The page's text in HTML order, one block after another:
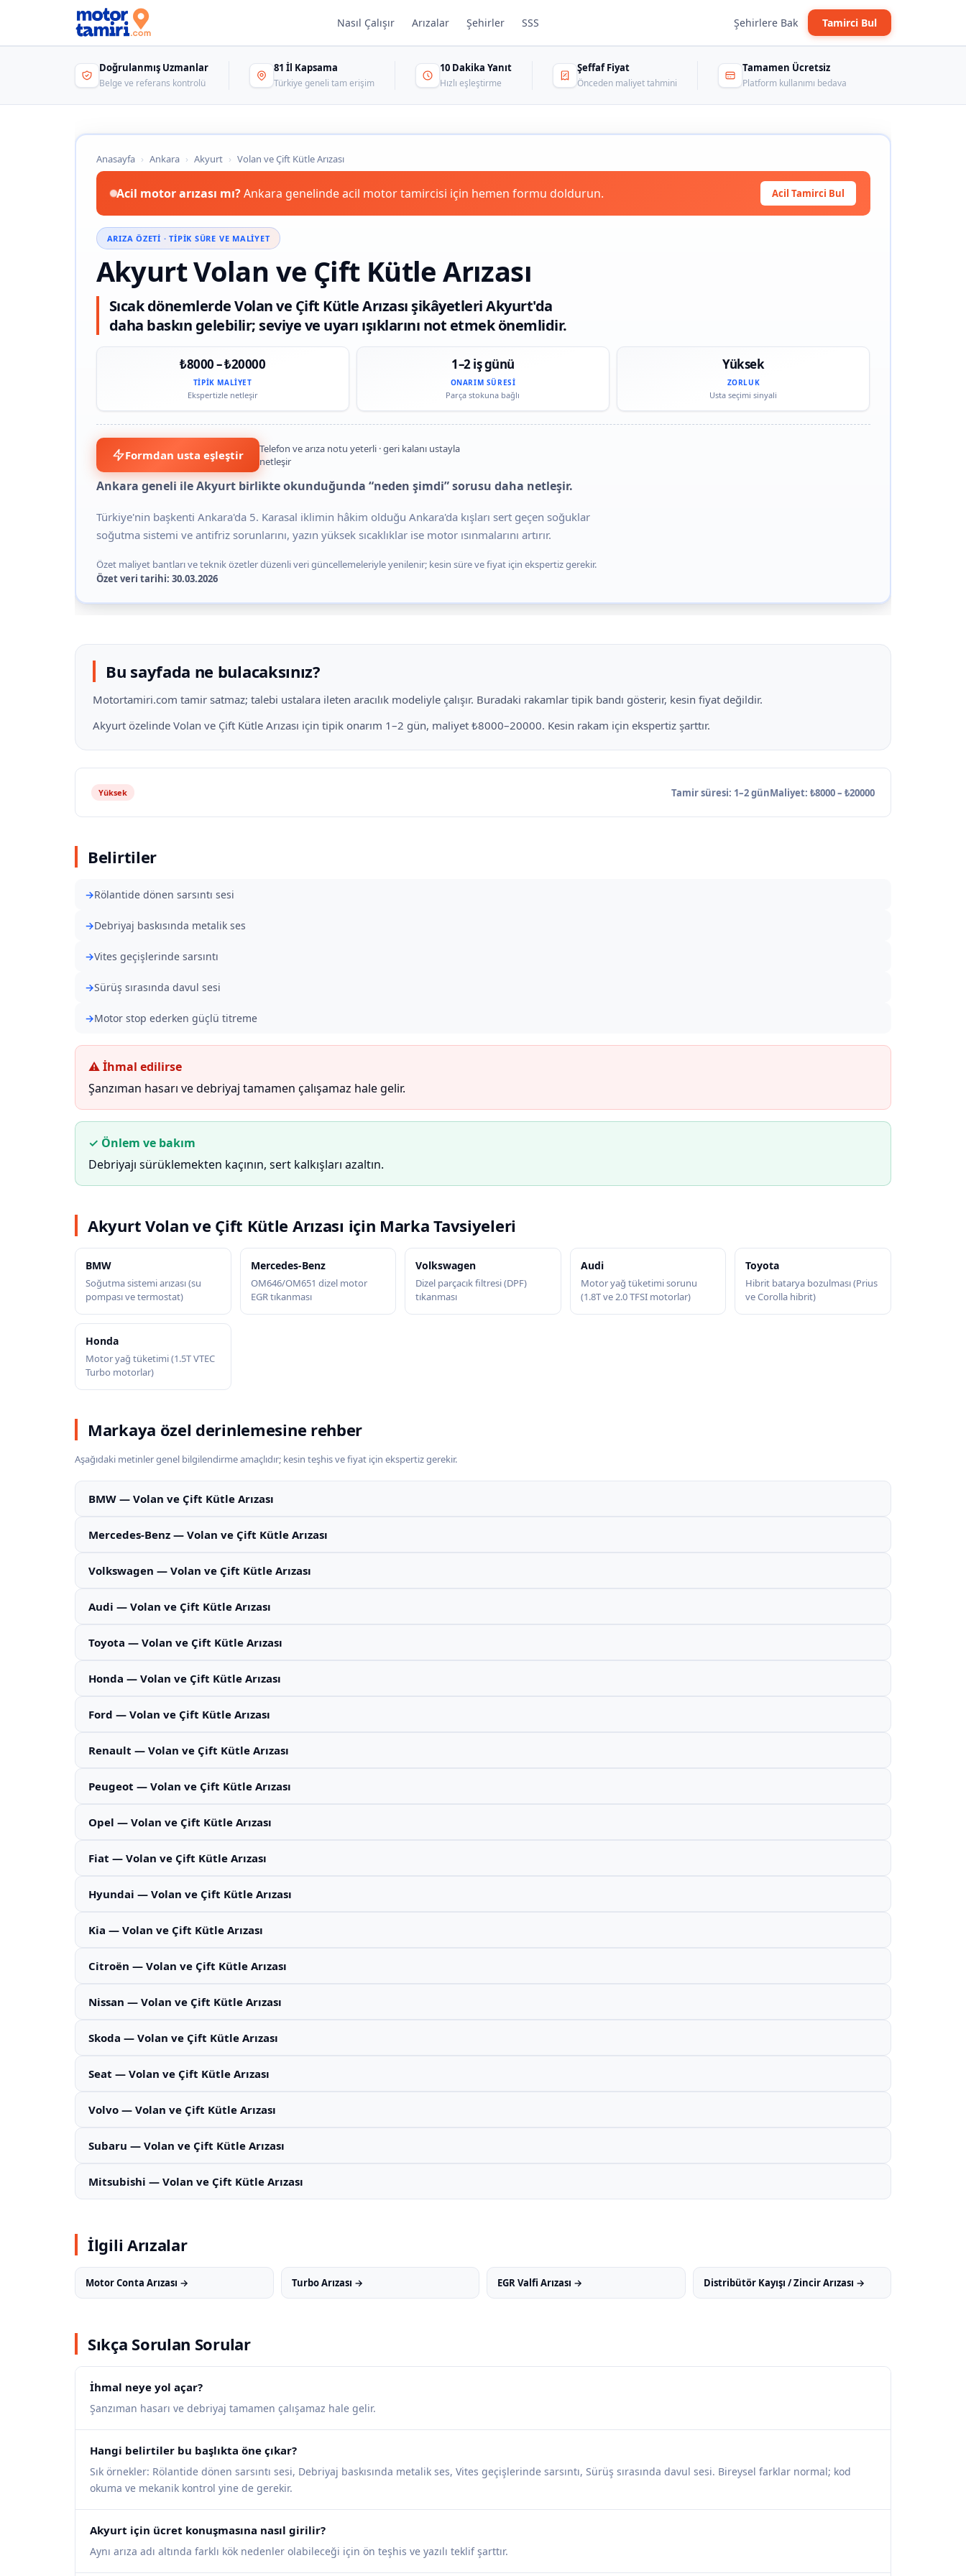
Nasıl Çalışır Arızalar Şehirler SSS Şehirlere Bak Tamirci Bul
Doğrulanmış Uzmanlar
Belge ve referans kontrolü
81 İl Kapsama
Türkiye geneli tam erişim
10 Dakika Yanıt
Hızlı eşleştirme
Şeffaf Fiyat
Önceden maliyet tahmini
Tamamen Ücretsiz
Platform kullanımı bedava
Anasayfa › Ankara › Akyurt › Volan ve Çift Kütle Arızası
Acil motor arızası mı?Ankara genelinde acil motor tamircisi için hemen formu doldurun. Acil Tamirci Bul
ARIZA ÖZETI · TIPIK SÜRE VE MALIYET
Akyurt Volan ve Çift Kütle Arızası
Sıcak dönemlerde Volan ve Çift Kütle Arızası şikâyetleri Akyurt'da
daha baskın gelebilir; seviye ve uyarı ışıklarını not etmek önemlidir.
₺8000 – ₺20000
TIPIK MALIYET
Ekspertizle netleşir
1–2 iş günü
ONARIM SÜRESI
Parça stokuna bağlı
Yüksek
ZORLUK
Usta seçimi sinyali
Formdan usta eşleştir
Telefon ve arıza notu yeterli · geri kalanı ustayla
netleşir
Ankara geneli ile Akyurt birlikte okunduğunda “neden şimdi” sorusu daha netleşir.
Türkiye'nin başkenti Ankara'da 5. Karasal iklimin hâkim olduğu Ankara'da kışları sert geçen soğuklar
soğutma sistemi ve antifriz sorunlarını, yazın yüksek sıcaklıklar ise motor ısınmalarını artırır.
Özet maliyet bantları ve teknik özetler düzenli veri güncellemeleriyle yenilenir; kesin süre ve fiyat için ekspertiz gerekir.
Özet veri tarihi: 30.03.2026
Bu sayfada ne bulacaksınız?
Motortamiri.com tamir satmaz; talebi ustalara ileten aracılık modeliyle çalışır. Buradaki rakamlar tipik bandı gösterir, kesin fiyat değildir.
Akyurt özelinde Volan ve Çift Kütle Arızası için tipik onarım 1–2 gün, maliyet ₺8000–20000. Kesin rakam için ekspertiz şarttır.
Yüksek Tamir süresi: 1–2 günMaliyet: ₺8000 – ₺20000
Belirtiler
Rölantide dönen sarsıntı sesi
Debriyaj baskısında metalik ses
Vites geçişlerinde sarsıntı
Sürüş sırasında davul sesi
Motor stop ederken güçlü titreme
⚠ İhmal edilirse
Şanzıman hasarı ve debriyaj tamamen çalışamaz hale gelir.
✓ Önlem ve bakım
Debriyajı sürüklemekten kaçının, sert kalkışları azaltın.
Akyurt Volan ve Çift Kütle Arızası için Marka Tavsiyeleri
BMW
Soğutma sistemi arızası (su
pompası ve termostat)
Mercedes-Benz
OM646/OM651 dizel motor
EGR tıkanması
Volkswagen
Dizel parçacık filtresi (DPF)
tıkanması
Audi
Motor yağ tüketimi sorunu
(1.8T ve 2.0 TFSI motorlar)
Toyota
Hibrit batarya bozulması (Prius
ve Corolla hibrit)
Honda
Motor yağ tüketimi (1.5T VTEC
Turbo motorlar)
Markaya özel derinlemesine rehber
Aşağıdaki metinler genel bilgilendirme amaçlıdır; kesin teşhis ve fiyat için ekspertiz gerekir.
BMW — Volan ve Çift Kütle Arızası
Mercedes-Benz — Volan ve Çift Kütle Arızası
Volkswagen — Volan ve Çift Kütle Arızası
Audi — Volan ve Çift Kütle Arızası
Toyota — Volan ve Çift Kütle Arızası
Honda — Volan ve Çift Kütle Arızası
Ford — Volan ve Çift Kütle Arızası
Renault — Volan ve Çift Kütle Arızası
Peugeot — Volan ve Çift Kütle Arızası
Opel — Volan ve Çift Kütle Arızası
Fiat — Volan ve Çift Kütle Arızası
Hyundai — Volan ve Çift Kütle Arızası
Kia — Volan ve Çift Kütle Arızası
Citroën — Volan ve Çift Kütle Arızası
Nissan — Volan ve Çift Kütle Arızası
Skoda — Volan ve Çift Kütle Arızası
Seat — Volan ve Çift Kütle Arızası
Volvo — Volan ve Çift Kütle Arızası
Subaru — Volan ve Çift Kütle Arızası
Mitsubishi — Volan ve Çift Kütle Arızası
İlgili Arızalar
Motor Conta Arızası → Turbo Arızası → EGR Valfi Arızası → Distribütör Kayışı / Zincir Arızası →
Sıkça Sorulan Sorular
İhmal neye yol açar?
Şanzıman hasarı ve debriyaj tamamen çalışamaz hale gelir.
Hangi belirtiler bu başlıkta öne çıkar?
Sık örnekler: Rölantide dönen sarsıntı sesi, Debriyaj baskısında metalik ses, Vites geçişlerinde sarsıntı, Sürüş sırasında davul sesi. Bireysel farklar normal; kod
okuma ve mekanik kontrol yine de gerekir.
Akyurt için ücret konuşmasına nasıl girilir?
Aynı arıza adı altında farklı kök nedenler olabileceği için ön teşhis ve yazılı teklif şarttır.